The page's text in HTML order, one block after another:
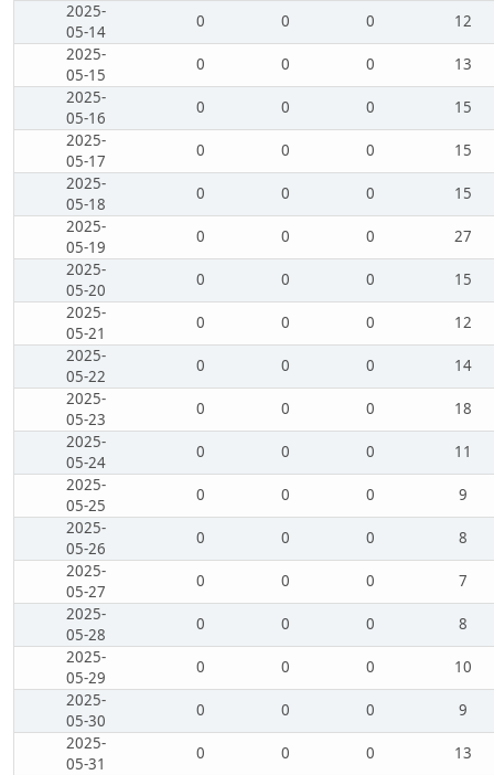
2025-
05-14
0 0 0
12
2025-
05-15
0 0 0
13
2025-
05-16
0 0 0
15
2025-
05-17
0 0 0
15
2025-
05-18
0 0 0
15
2025-
05-19
0 0 0
27
2025-
05-20
0 0 0
15
2025-
05-21
0 0 0
12
2025-
05-22
0 0 0
14
2025-
05-23
0 0 0
18
2025-
05-24
0 0 0
11
2025-
05-25
0 0 0
9
2025-
05-26
0 0 0
8
2025-
05-27
0 0 0
7
2025-
05-28
0 0 0
8
2025-
05-29
0 0 0
10
2025-
05-30
0 0 0
9
2025-
05-31
0 0 0
13